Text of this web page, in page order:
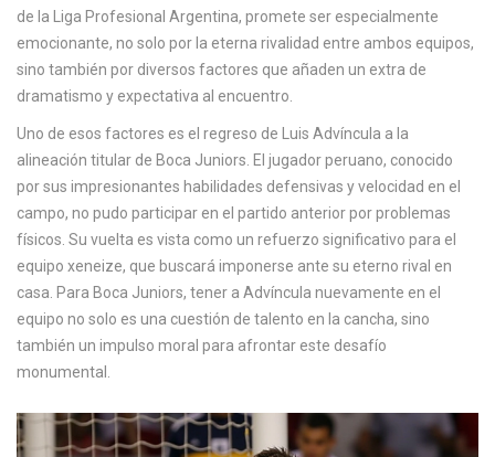
de la Liga Profesional Argentina, promete ser especialmente
emocionante, no solo por la eterna rivalidad entre ambos equipos,
sino también por diversos factores que añaden un extra de
dramatismo y expectativa al encuentro.
Uno de esos factores es el regreso de Luis Advíncula a la
alineación titular de Boca Juniors. El jugador peruano, conocido
por sus impresionantes habilidades defensivas y velocidad en el
campo, no pudo participar en el partido anterior por problemas
físicos. Su vuelta es vista como un refuerzo significativo para el
equipo xeneize, que buscará imponerse ante su eterno rival en
casa. Para Boca Juniors, tener a Advíncula nuevamente en el
equipo no solo es una cuestión de talento en la cancha, sino
también un impulso moral para afrontar este desafío
monumental.